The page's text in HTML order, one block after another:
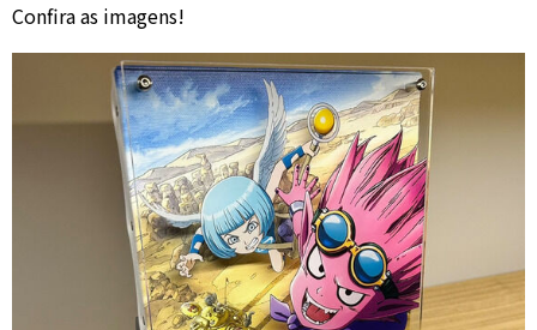
Confira as imagens!